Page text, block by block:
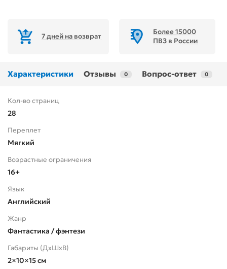
7 дней на возврат
Более 15000
ПВЗ в России
Характеристики Отзывы 0 Вопрос-ответ 0
Кол-во страниц
28
Переплет
Мягкий
Возрастные ограничения
16+
Язык
Английский
Жанр
Фантастика / фэнтези
Габариты (ДхШхВ)
2×10×15 см